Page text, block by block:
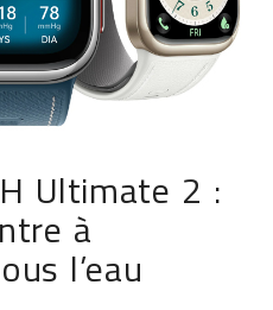
Ultimate 2 :
à
l’eau